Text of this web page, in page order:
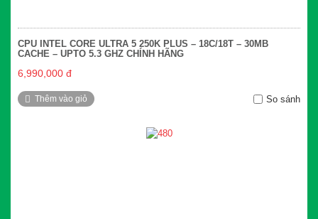
CPU INTEL CORE ULTRA 5 250K PLUS – 18C/18T – 30MB
CACHE – UPTO 5.3 GHZ CHÍNH HÃNG
6,990,000 đ
Thêm vào giỏ So sánh